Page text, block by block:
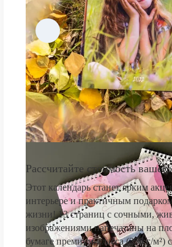
Рассчитайте стоимость
Этот календарь станет ярким
интерьере и практичным
жизни! 13 страниц с сочными,
изображениями напечатаны на
бумаге премиум-класса (250 г/м²)